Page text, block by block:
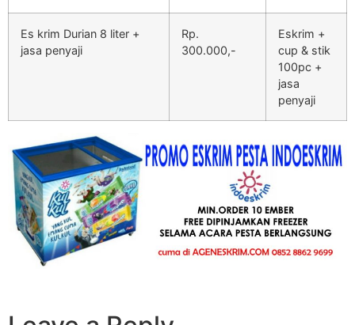
Es krim Durian 8 liter +
jasa penyaji
Rp.
300.000,-
Eskrim +
cup & stik
100pc +
jasa
penyaji